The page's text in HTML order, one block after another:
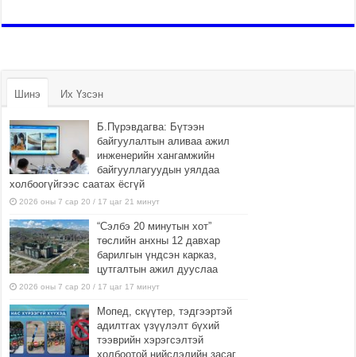
Шинэ Их Үзсэн
Б.Пүрэвдагва: Бүтээн
байгуулалтын аливаа ажил
инженерийн хангамжийн
байгууллагуудын уялдаа
холбоогүйгээс саатах ёсгүй
2026 оны 7 сар 20 / 17 цаг 21 минут
“Сэлбэ 20 минутын хот”
төслийн анхны 12 давхар
барилгын үндсэн карказ,
цутгалтын ажил дууслаа
2026 оны 7 сар 20 / 17 цаг 17 минут
Мопед, скүүтер, тэдгээртэй
адилтгах үзүүлэлт бүхий
тээврийн хэрэгсэлтэй
холбоотой нийслэлийн засаг